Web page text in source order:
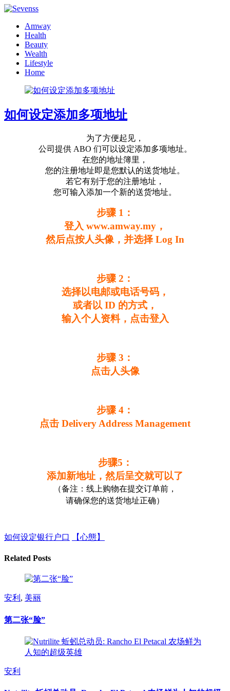
Amway
Health
Beauty
Wealth
Lifestyle
Home
如何设定添加多项地址
为了方便起见，
公司提供 ABO 们可以设定添加多项地址。
在您的地址簿里，
您的注册地址即是您默认的送货地址。
若它有别于您的注册地址，
您可输入添加一个新的送货地址。
步骤 1：
登入 www.amway.my，
然后点按人头像，并选择 Log In
步骤 2：
选择以电邮或电话号码，
或者以 ID 的方式，
输入个人资料，点击登入
步骤 3：
点击人头像
步骤 4：
点击 Delivery Address Management
步骤5：
添加新地址，然后呈交就可以了
（备注：线上购物在提交订单前，
请确保您的送货地址正确）
如何设定银行户口 【心態】
Related Posts
安利 , 美丽
第二张“脸”
安利